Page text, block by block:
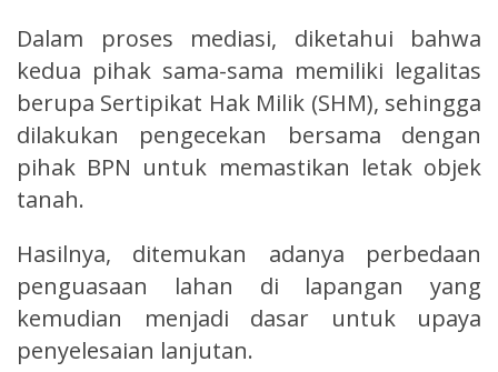
Dalam proses mediasi, diketahui bahwa
kedua pihak sama-sama memiliki legalitas
berupa Sertipikat Hak Milik (SHM), sehingga
dilakukan pengecekan bersama dengan
pihak BPN untuk memastikan letak objek
tanah.
Hasilnya, ditemukan adanya perbedaan
penguasaan lahan di lapangan yang
kemudian menjadi dasar untuk upaya
penyelesaian lanjutan.